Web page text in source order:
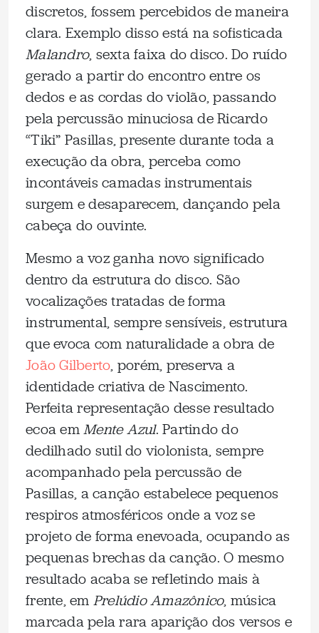
discretos, fossem percebidos de maneira
clara. Exemplo disso está na sofisticada
Malandro, sexta faixa do disco. Do ruído
gerado a partir do encontro entre os
dedos e as cordas do violão, passando
pela percussão minuciosa de Ricardo
“Tiki” Pasillas, presente durante toda a
execução da obra, perceba como
incontáveis camadas instrumentais
surgem e desaparecem, dançando pela
cabeça do ouvinte.
Mesmo a voz ganha novo significado
dentro da estrutura do disco. São
vocalizações tratadas de forma
instrumental, sempre sensíveis, estrutura
que evoca com naturalidade a obra de
João Gilberto, porém, preserva a
identidade criativa de Nascimento.
Perfeita representação desse resultado
ecoa emMente Azul. Partindo do
dedilhado sutil do violonista, sempre
acompanhado pela percussão de
Pasillas, a canção estabelece pequenos
respiros atmosféricos onde a voz se
projeto de forma enevoada, ocupando as
pequenas brechas da canção. O mesmo
resultado acaba se refletindo mais à
frente, em Prelúdio Amazônico, música
marcada pela rara aparição dos versos e